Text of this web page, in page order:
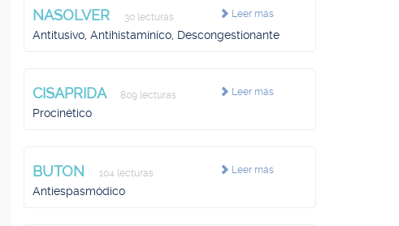
Leer más
NASOLVER 30 lecturas
Antitusivo, Antihistamínico, Descongestionante
Leer más
CISAPRIDA 809 lecturas
Procinético
Leer más
BUTON 104 lecturas
Antiespasmódico